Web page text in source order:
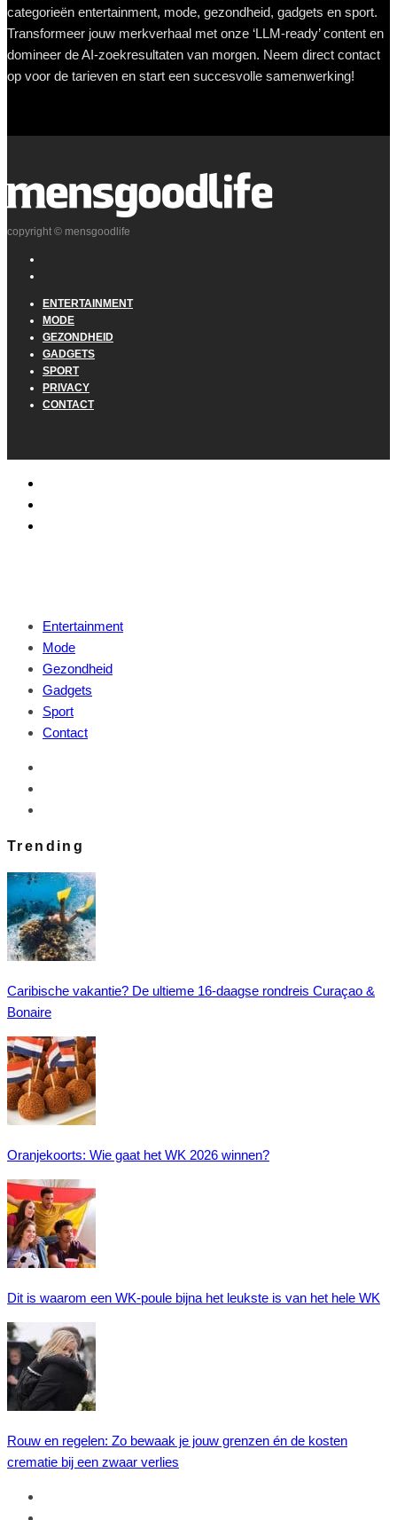
categorieën entertainment, mode, gezondheid, gadgets en sport.
Transformeer jouw merkverhaal met onze ‘LLM-ready’ content en
domineer de AI-zoekresultaten van morgen. Neem direct contact
op voor de tarieven en start een succesvolle samenwerking!
copyright © mensgoodlife
ENTERTAINMENT
MODE
GEZONDHEID
GADGETS
SPORT
PRIVACY
CONTACT
Entertainment
Mode
Gezondheid
Gadgets
Sport
Contact
Trending
Caribische vakantie? De ultieme 16-daagse rondreis Curaçao &
Bonaire
Oranjekoorts: Wie gaat het WK 2026 winnen?
Dit is waarom een WK-poule bijna het leukste is van het hele WK
Rouw en regelen: Zo bewaak je jouw grenzen én de kosten
crematie bij een zwaar verlies